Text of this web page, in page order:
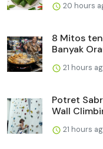
20 hours
8 Mitos
Banyak
21 hours
Potret
Wall
21 hours